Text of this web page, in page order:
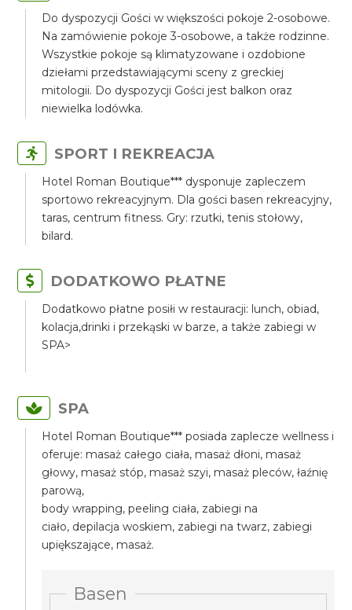
Do dyspozycji Gości w większości pokoje 2-osobowe.
Na zamówienie pokoje 3-osobowe, a także rodzinne.
Wszystkie pokoje są klimatyzowane i ozdobione
dziełami przedstawiającymi sceny z greckiej
mitologii. Do dyspozycji Gości jest balkon oraz
niewielka lodówka.
SPORT I REKREACJA
Hotel Roman Boutique*** dysponuje zapleczem
sportowo rekreacyjnym. Dla gości basen rekreacyjny,
taras, centrum fitness. Gry: rzutki, tenis stołowy,
bilard.
DODATKOWO PŁATNE
Dodatkowo płatne posiłi w restauracji: lunch, obiad,
kolacja,drinki i przekąski w barze, a także zabiegi w
SPA>
SPA
Hotel Roman Boutique*** posiada zaplecze wellness i
oferuje: masaż całego ciała, masaż dłoni, masaż
głowy, masaż stóp, masaż szyi, masaż pleców, łaźnię
parową,
body wrapping, peeling ciała, zabiegi na
ciało, depilacja woskiem, zabiegi na twarz, zabiegi
upiększające, masaż.
Basen